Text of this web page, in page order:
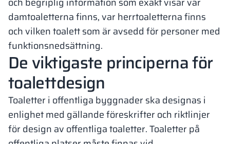
damtoaletterna finns, var herrtoaletterna finns
och vilken toalett som är avsedd för personer med
funktionsnedsättning.
De viktigaste principerna för
toalettdesign
Toaletter i offentliga byggnader ska designas i
enlighet med gällande föreskrifter och riktlinjer
för design av offentliga toaletter. Toaletter på